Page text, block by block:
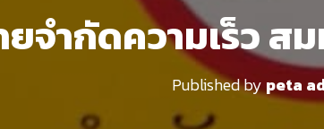
จำกัดความเร็ว ส
Published by peta